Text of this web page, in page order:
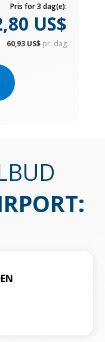
Pris for 3 dag(e):
US$
60,93 US$ pr. dag
: